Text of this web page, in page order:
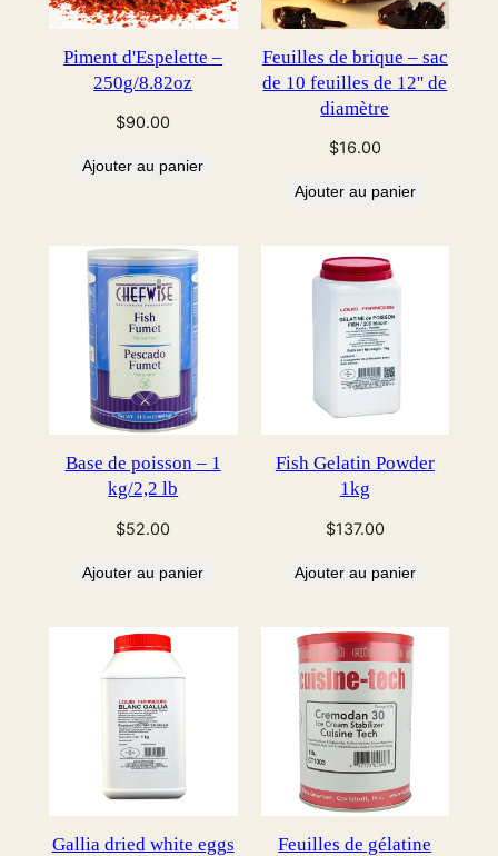
Piment d'Espelette –
250g/8.82oz
$90.00
Ajouter au panier
Feuilles de brique – sac
de 10 feuilles de 12'' de
diamètre
$16.00
Ajouter au panier
Base de poisson – 1
kg/2,2 lb
$52.00
Ajouter au panier
Fish Gelatin Powder
1kg
$137.00
Ajouter au panier
Gallia dried white eggs
Feuilles de gélatine